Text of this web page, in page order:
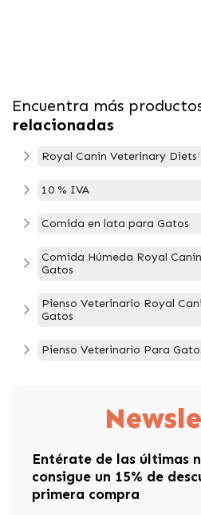
Encuentra más
relacionadas
Royal Canin Veterinary Diets
10 % IVA
Comida en lata para Gatos
Comida Húmeda Royal
Gatos
Pienso Veterinario Royal
Gatos
Pienso Veterinario Para
Entérate de las últimas
consigue un 15% de
primera compra